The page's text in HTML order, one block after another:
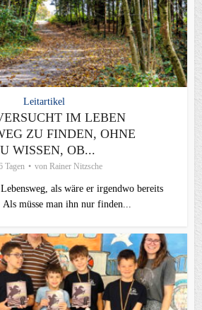
Leitartikel
IM LEBEN
ZU FINDEN, OHNE
WISSEN, OB...
Tagen von Rainer Nitzsche
als wäre er irgendwo bereits
Als müsse man ihn nur finden...